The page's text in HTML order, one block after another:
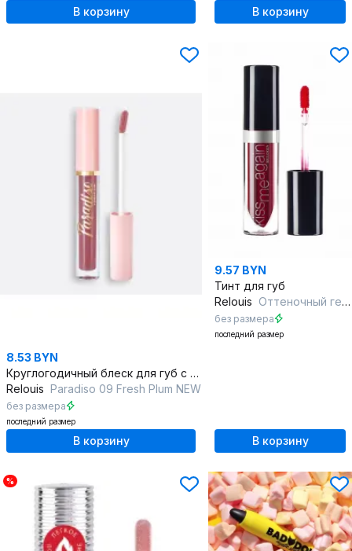
В корзину В корзину
8.53 BYN
Круглогодичный блеск для губ с увлажнением и глянцевым сиянием
Relouis Paradiso 09 Fresh Plum NEW
без размера
последний размер
В корзину
9.57 BYN
Тинт для губ
Relouis Оттеночный гель-тинт для губ "Kiss Me Again" тон 02
без размера
последний размер
В корзину
%